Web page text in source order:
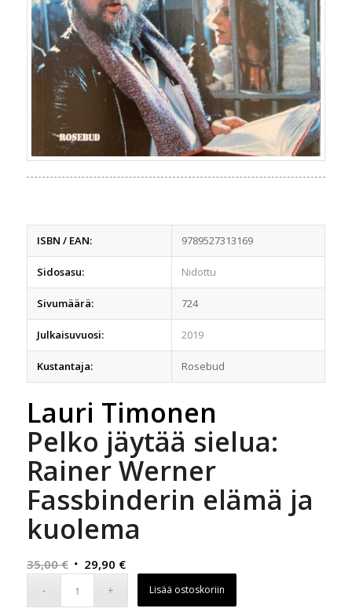
ISBN / EAN: 9789527313169
Sidosasu: Nidottu
Sivumäärä: 724
Julkaisuvuosi: 2019
Kustantaja: Rosebud
Lauri Timonen
Pelko jäytää sielua:
Rainer Werner
Fassbinderin elämä ja
kuolema
35,00€ Alkuperäinen
29,90 €Nykyinen
Lisää ostoskoriin